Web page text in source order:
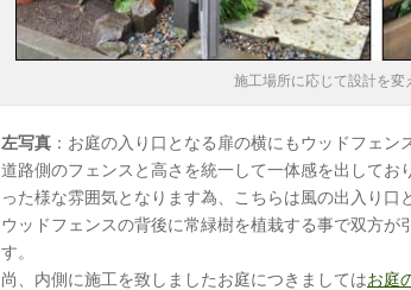
施工場所に応じて設計を変
左写真 ：お庭の入り口となる扉の横にもウッドフェン
道路側のフェンスと高さを統一して一体感を出してお
った様な雰囲気となります為、こちらは風の出入り口
ウッドフェンスの背後に常緑樹を植栽する事で双方が
す。
尚、内側に施工を致しましたお庭につきましてはお庭